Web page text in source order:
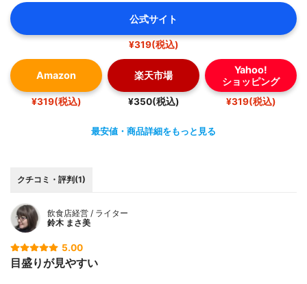
公式サイト
¥319(税込)
Amazon
¥319(税込)
楽天市場
¥350(税込)
Yahoo!
ショッピング
¥319(税込)
最安値・商品詳細をもっと見る
クチコミ・評判(1)
飲食店経営 / ライター
鈴木 まさ美
5.00
目盛りが見やすい